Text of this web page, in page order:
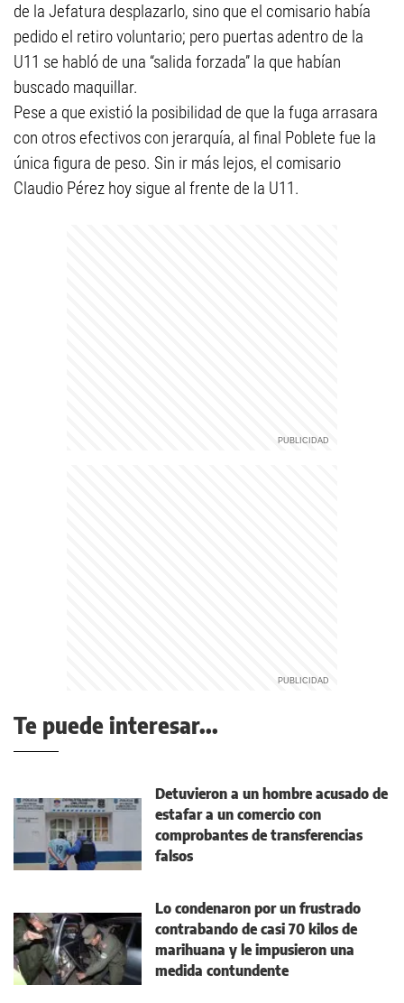
de la Jefatura desplazarlo, sino que el comisario había
pedido el retiro voluntario; pero puertas adentro de la
U11 se habló de una “salida forzada” la que habían
buscado maquillar.
Pese a que existió la posibilidad de que la fuga arrasara
con otros efectivos con jerarquía, al final Poblete fue la
única figura de peso. Sin ir más lejos, el comisario
Claudio Pérez hoy sigue al frente de la U11.
Te puede interesar...
Detuvieron a un hombre acusado de
estafar a un comercio con
comprobantes de transferencias
falsos
Lo condenaron por un frustrado
contrabando de casi 70 kilos de
marihuana y le impusieron una
medida contundente